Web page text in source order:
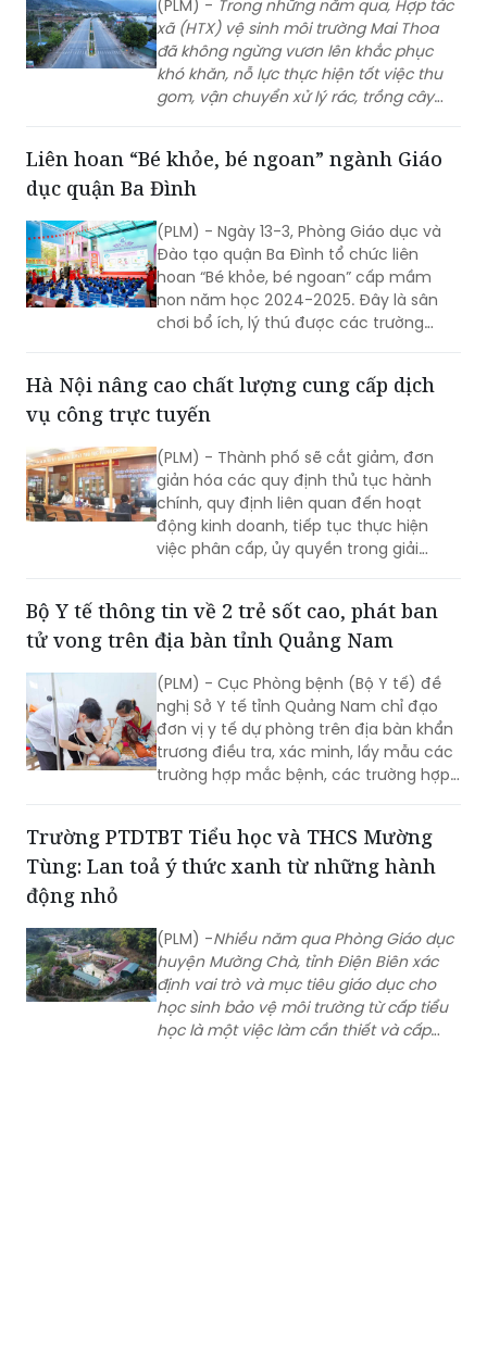
(PLM) - Trong những năm qua, Hợp tác
xã (HTX) vệ sinh môi trường Mai Thoa
đã không ngừng vươn lên khắc phục
khó khăn, nỗ lực thực hiện tốt việc thu
gom, vận chuyển xử lý rác, trồng cây
làm, thu nhập cho người lao động
nghèo trên địa bàn huyện vùng
Liên hoan “Bé khỏe, bé ngoan” ngành Giáo
dục quận Ba Đình
(PLM) - Ngày 13-3, Phòng Giáo dục và
Đào tạo quận Ba Đình tổ chức liên
hoan “Bé khỏe, bé ngoan” cấp mầm
non năm học 2024-2025. Đây là sân
chơi bổ ích, lý thú được các trường
nâng cao chất lượng chăm sóc, nuôi
dưỡng, giáo dục trẻ. Và cũng là cơ hội
trên địa bàn quận được giao lưu, thể
hiện năng khiếu cũng như sự tự tin
trong hoạt động hằng ngày.
Hà Nội nâng cao chất lượng cung cấp dịch
vụ công trực tuyến
(PLM) - Thành phố sẽ cắt giảm, đơn
giản hóa các quy định thủ tục hành
chính, quy định liên quan đến hoạt
động kinh doanh, tiếp tục thực hiện
việc phân cấp, ủy quyền trong giải
Bộ Y tế thông tin về 2 trẻ sốt cao, phát ban
tử vong trên địa bàn tỉnh Quảng Nam
(PLM) - Cục Phòng bệnh (Bộ Y tế) đề
nghị Sở Y tế tỉnh Quảng Nam chỉ đạo
đơn vị y tế dự phòng trên địa bàn khẩn
trương điều tra, xác minh, lấy mẫu các
trường hợp mắc bệnh, các trường hợp
phát hiện sớm các trường hợp mắc
mới tại cộng đồng.
Trường PTDTBT Tiểu học và THCS Mường
Tùng: Lan toả ý thức xanh từ những hành
động nhỏ
(PLM) -Nhiều năm qua Phòng Giáo dục
huyện Mường Chà, tỉnh Điện Biên xác
định vai trò và mục tiêu giáo dục cho
học sinh bảo vệ môi trường từ cấp tiểu
học là một việc làm cần thiết và cấp